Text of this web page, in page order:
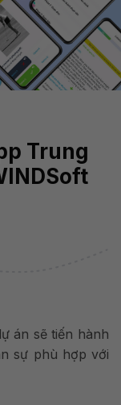
Trung
án sẽ tiến hành
sự phù hợp với